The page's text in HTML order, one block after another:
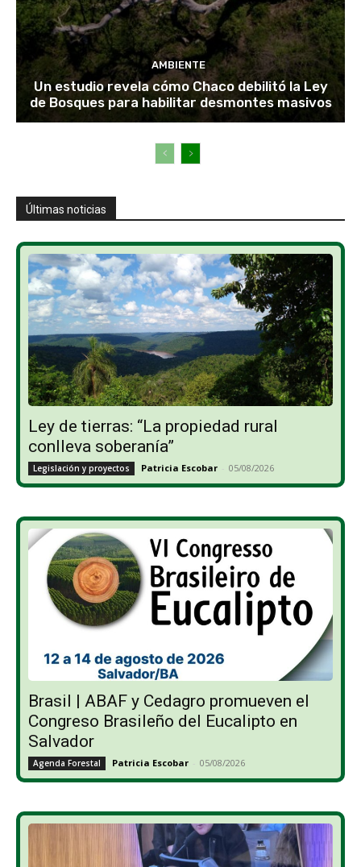
AMBIENTE
Un estudio revela cómo Chaco debilitó la Ley
de Bosques para habilitar desmontes masivos
Últimas noticias
Ley de tierras: “La propiedad rural
conlleva soberanía”
Legislación y proyectos Patricia Escobar - 05/08/2026
Brasil | ABAF y Cedagro promueven el
Congreso Brasileño del Eucalipto en
Salvador
Agenda Forestal Patricia Escobar - 05/08/2026